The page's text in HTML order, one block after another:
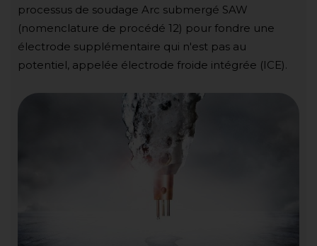
processus de soudage Arc submergé SAW
(nomenclature de procédé 12) pour fondre une
électrode supplémentaire qui n'est pas au
potentiel, appelée électrode froide intégrée (ICE).